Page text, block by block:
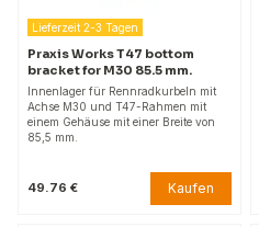
Lieferzeit 2-3 Tagen
Praxis Works T47 bottom
bracket for M30 85.5 mm.
Innenlager für Rennradkurbeln mit
Achse M30 und T47-Rahmen mit
einem Gehäuse mit einer Breite von
85,5 mm.
49.76 € Kaufen